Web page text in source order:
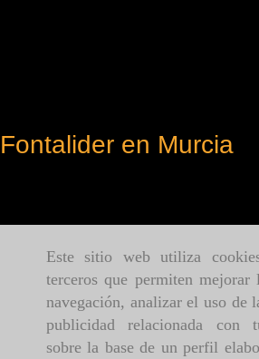
Este sitio web utiliza
terceros que permiten mejorar
navegación, analizar el uso de
publicidad relacionada con
sobre la base de un perfil
Fontalider en Murcia